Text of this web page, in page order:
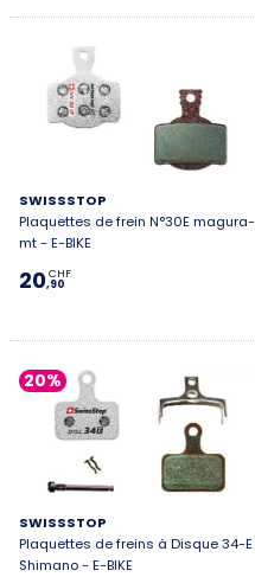
SWISSSTOP
Plaquettes de frein N°30E magura-
mt - E-BIKE
20,90
CHF
20%
SWISSSTOP
Plaquettes de freins à Disque 34-E
Shimano - E-BIKE